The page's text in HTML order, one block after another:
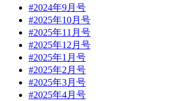
#2024年9月号
#2025年10月号
#2025年11月号
#2025年12月号
#2025年1月号
#2025年2月号
#2025年3月号
#2025年4月号